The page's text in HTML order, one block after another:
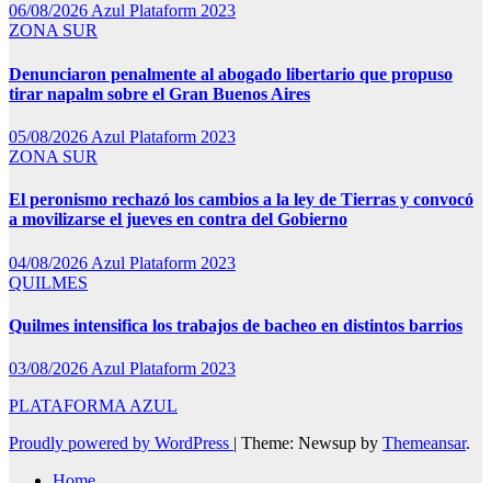
06/08/2026Azul Plataform 2023
ZONA SUR
Denunciaron penalmente al abogado libertario que propuso
tirar napalm sobre el Gran Buenos Aires
05/08/2026 Azul Plataform 2023
ZONA SUR
El peronismo rechazó los cambios a la ley de Tierras y convocó
a movilizarse el jueves en contra del Gobierno
04/08/2026 Azul Plataform 2023
QUILMES
Quilmes intensifica los trabajos de bacheo en distintos barrios
03/08/2026 Azul Plataform 2023
PLATAFORMA AZUL
Proudly powered by WordPress | Theme: Newsup by Themeansar.